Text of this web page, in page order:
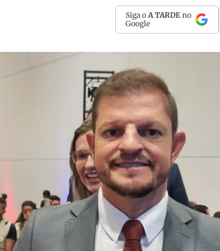
Siga o A TARDE no
Google